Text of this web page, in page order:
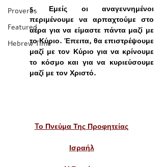
Proverbs
Featured
Hebrew Time
5. Εμείς οι αναγεννημένοι
περιμένουμε να αρπαχτούμε στο
αέρα για να είμαστε πάντα μαζί με
το Κύριο. Έπειτα, θα επιστρέψουμε
μαζί με τον Κύριο για να κρίνουμε
το κόσμο και για να κυριεύσουμε
μαζί με τον Χριστό.
Tο Πνεύμα Της Προφητείας
Ισραήλ